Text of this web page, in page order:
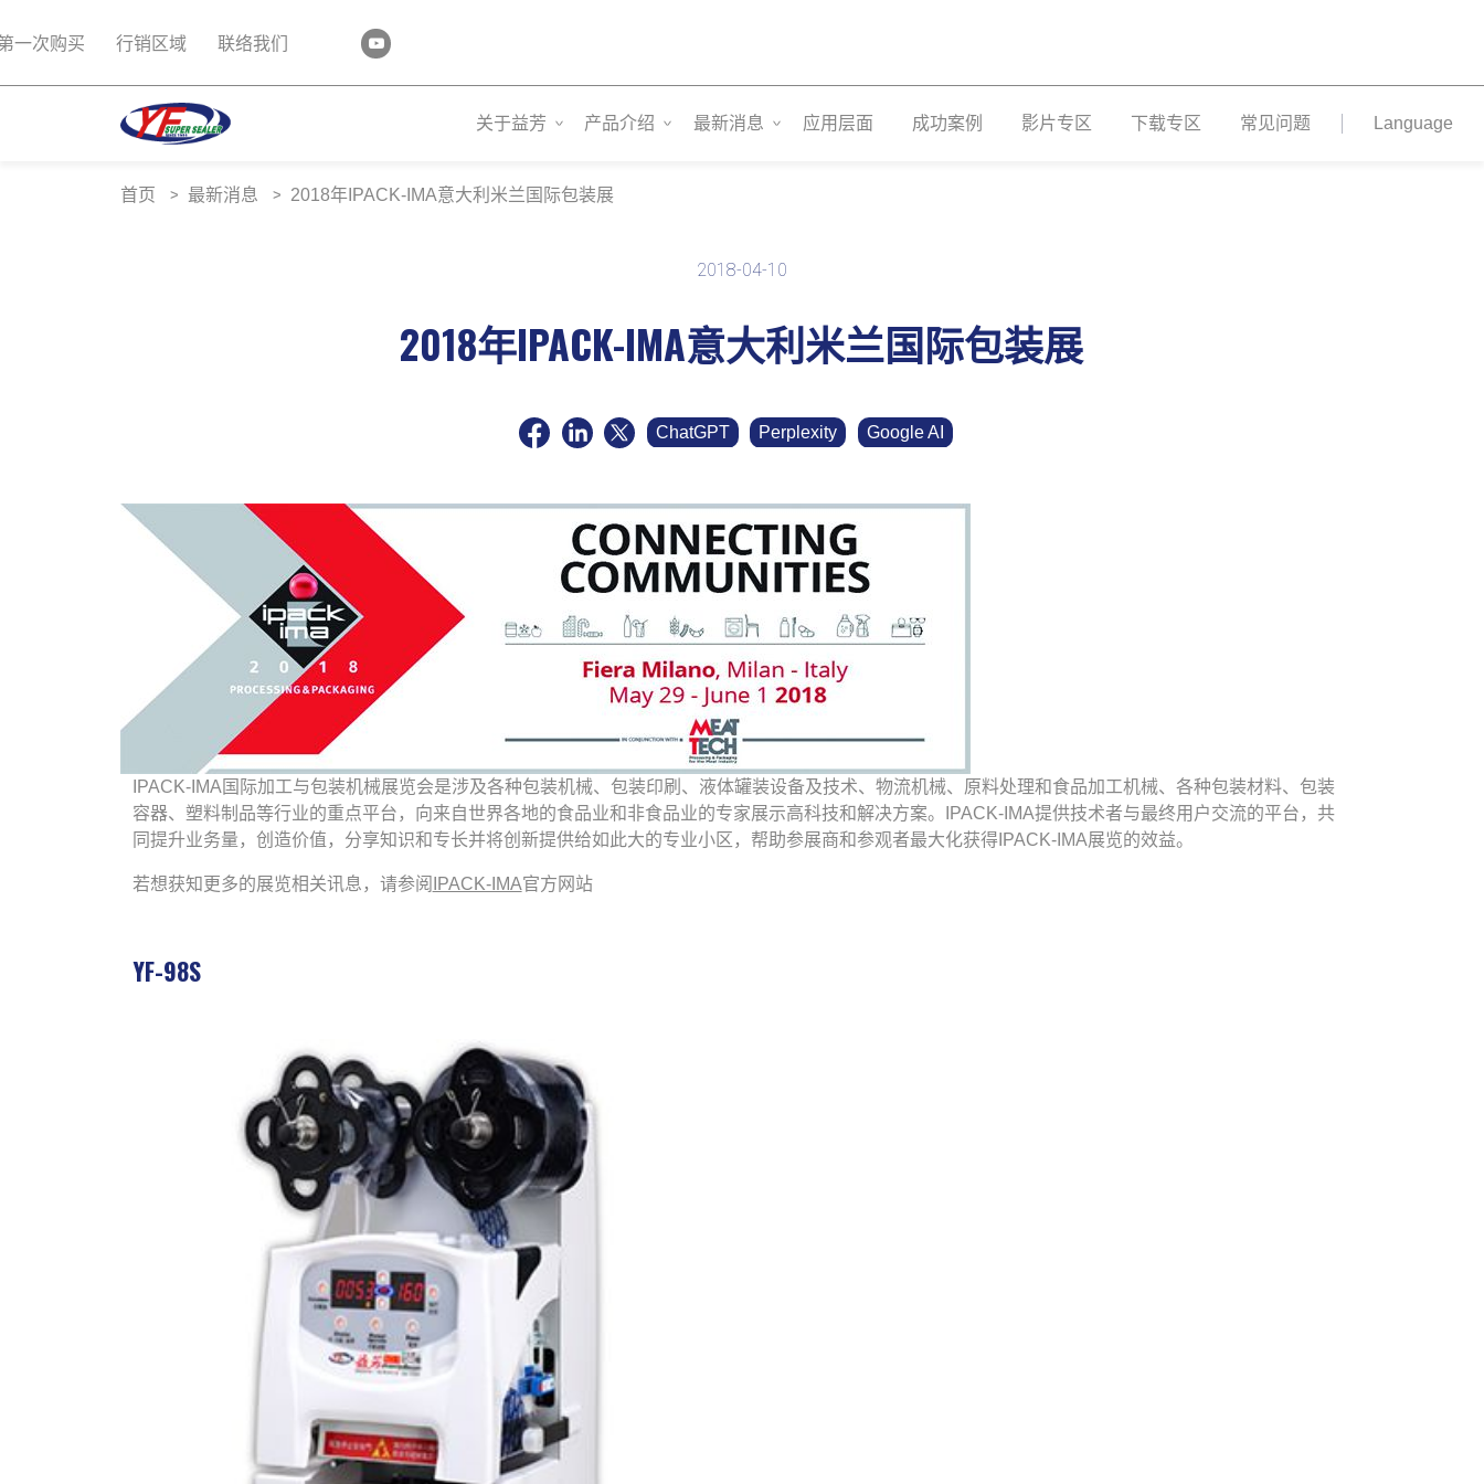
一次购买 行销区域 联络我们
关于益芳 产品介绍 最新消息 应用层面 成功案例 影片专区 下载专区 常见问题 Language
首页 最新消息 2018年IPACK-IMA意大利米兰国际包装展
2018-04-10
2018年IPACK-IMA意大利米兰国际包装展
ChatGPT Perplexity Google AI
IPACK-IMA国际加工与包装机械展览会是涉及各种包装机械、包装印刷、液体罐装设备及技术、物流机械、原料处理和食品加工机械、各种包装材料、包装
容器、塑料制品等行业的重点平台，向来自世界各地的食品业和非食品业的专家展示高科技和解决方案。IPACK-IMA提供技术者与最终用户交流的平台，共
同提升业务量，创造价值，分享知识和专长并将创新提供给如此大的专业小区，帮助参展商和参观者最大化获得IPACK-IMA展览的效益。
若想获知更多的展览相关讯息，请参阅 IPACK-IMA官方网站
YF-98S